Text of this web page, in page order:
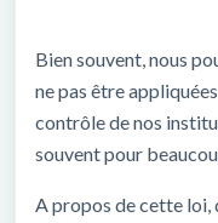
Bien souvent, nous
ne pas être
contrôle de nos
souvent pour
A propos de cette loi,